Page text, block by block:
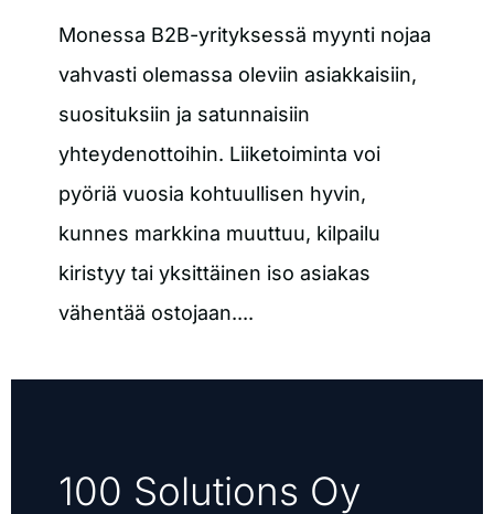
Monessa B2B-yrityksessä myynti nojaa
vahvasti olemassa oleviin asiakkaisiin,
suosituksiin ja satunnaisiin
yhteydenottoihin. Liiketoiminta voi
pyöriä vuosia kohtuullisen hyvin,
kunnes markkina muuttuu, kilpailu
kiristyy tai yksittäinen iso asiakas
vähentää ostojaan....
100 Solutions Oy